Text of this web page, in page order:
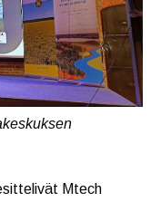
Mtech